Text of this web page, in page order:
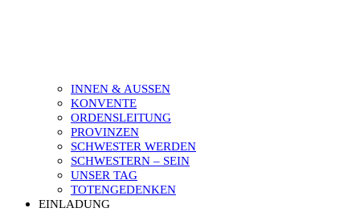
INNEN & AUSSEN
KONVENTE
ORDENSLEITUNG
PROVINZEN
SCHWESTER WERDEN
SCHWESTERN – SEIN
UNSER TAG
TOTENGEDENKEN
EINLADUNG